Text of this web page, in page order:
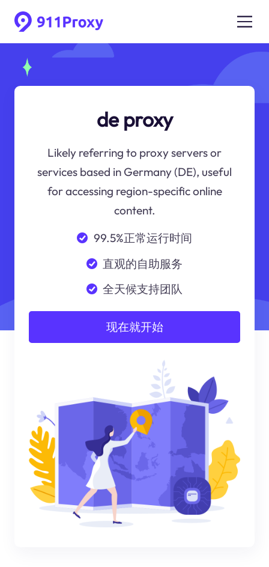
de proxy
Likely referring to proxy servers or
services based in Germany (DE), useful
for accessing region-specific online
content.
99.5%正常运行时间
直观的自助服务
全天候支持团队
现在就开始